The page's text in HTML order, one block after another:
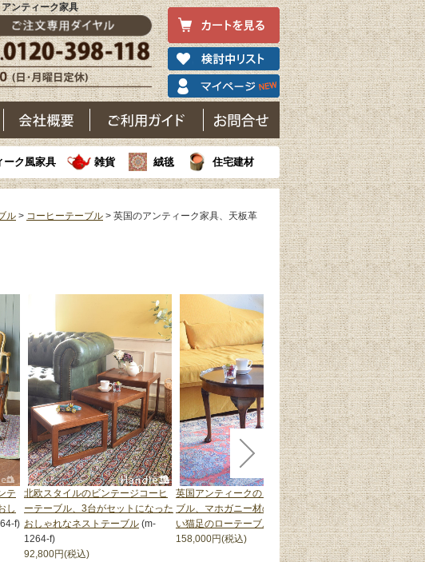
ンティーク家具
ーク風家具 雑貨 絨毯 住宅建材
ル > コーヒーテーブル > 英国のアンティーク家具、天板革
テ
し
f)
北欧スタイルのビンテージコーヒ
ーテーブル、3台がセットになった
おしゃれなネストテーブル (m-
1264-f)
92,800円(税込)
英国アンティークのコーヒーテー
ブル、マホガニー材の木目が美し
い猫足のローテーブル
(k-3446-f)
158,000円(税込)
カブリオールレッグ
テーブル、フランス
雅なアンティークテ
f)
152,000円(税込)